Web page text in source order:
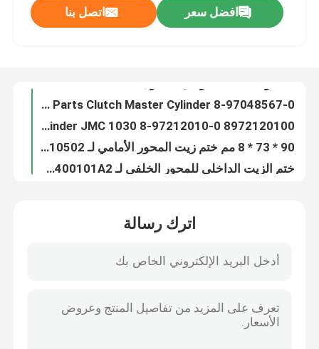
معلومات عنا
اتصل بنا
قطع غيار السيارات الشاحنة
افضل سعر اتصل بنا
ختم الزيت الداخلي للمحور الخلفي لـ ISUZU NKR JMC 1030 8-94336314-0 8943363140 2400101A2
اترك رسالة